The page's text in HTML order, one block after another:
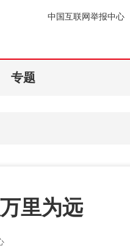
中国互联网举报中心
专题
里为远